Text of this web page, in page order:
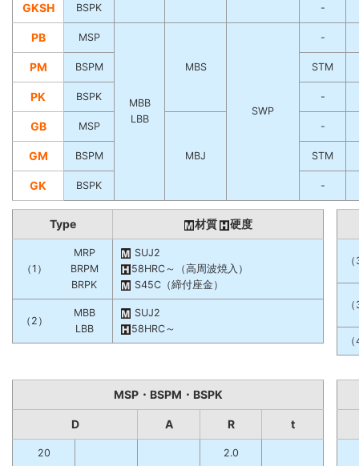
GKSH BSPK -
PB MSP
MBB
LBB
MBS
SWP
-
PM BSPM STM
PK BSPK -
GB MSP
MBJ
-
GM BSPM STM
GK BSPK -
Type 材質 硬度
（1）
MRP
BRPM
BRPK
SUJ2
58HRC～（高周波焼入）
S45C（締付座金）
（2）
MBB
LBB
SUJ2
58HRC～
MSP・BSPM・BSPK
D A R t
20
2.0